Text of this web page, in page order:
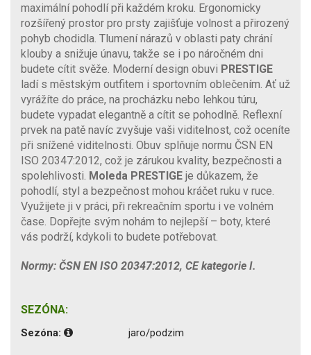
maximální pohodlí při každém kroku. Ergonomicky
rozšířený prostor pro prsty zajišťuje volnost a přirozený
pohyb chodidla. Tlumení nárazů v oblasti paty chrání
klouby a snižuje únavu, takže se i po náročném dni
budete cítit svěže. Moderní design obuvi PRESTIGE
ladí s městským outfitem i sportovním oblečením. Ať už
vyrážíte do práce, na procházku nebo lehkou túru,
budete vypadat elegantně a cítit se pohodlně. Reflexní
prvek na patě navíc zvyšuje vaši viditelnost, což oceníte
při snížené viditelnosti. Obuv splňuje normu ČSN EN
ISO 20347:2012, což je zárukou kvality, bezpečnosti a
spolehlivosti. Moleda PRESTIGE je důkazem, že
pohodlí, styl a bezpečnost mohou kráčet ruku v ruce.
Využijete ji v práci, při rekreačním sportu i ve volném
čase. Dopřejte svým nohám to nejlepší – boty, které
vás podrží, kdykoli to budete potřebovat.
Normy: ČSN EN ISO 20347:2012, CE kategorie I.
SEZÓNA:
Sezóna: jaro/podzim